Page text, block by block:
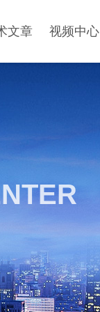
文章 视频中心